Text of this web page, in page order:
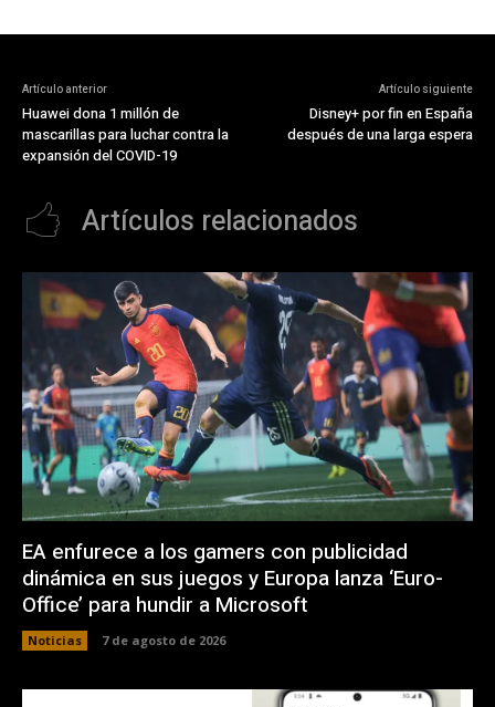
Artículo anterior
Huawei dona 1 millón de
mascarillas para luchar contra la
expansión del COVID-19
Artículo siguiente
Disney+ por fin en España
después de una larga espera
Artículos relacionados
EA enfurece a los gamers con publicidad
dinámica en sus juegos y Europa lanza ‘Euro-
Office’ para hundir a Microsoft
Noticias 7 de agosto de 2026